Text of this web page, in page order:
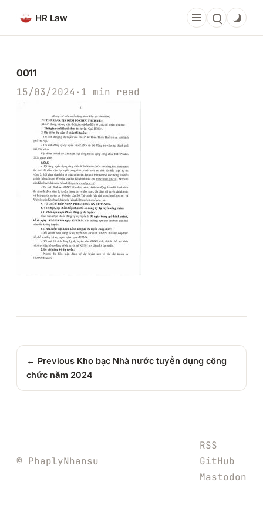
phần
dung
HR Law
0011
15/03/2024 · 1 min read
← Previous Kho bạc Nhà nước tuyển dụng công
chức năm 2024
© PhaplyNhansu
RSS
GitHub
Mastodon